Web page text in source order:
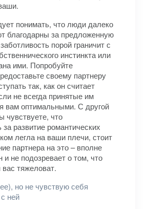
понимать, что люди далеко
благодарны за предложенную
порой граничит с
инстинкта или
ими. Попробуйте
своему партнеру
так, как он считает
не всегда принятые им
вам оптимальными. С другой
чувствуете, что
за развитие романтических
легла на ваши плечи, стоит
партнера на это – вполне
и не подозревает о том, что
тяжеловат.
но не чувствую себя
ней